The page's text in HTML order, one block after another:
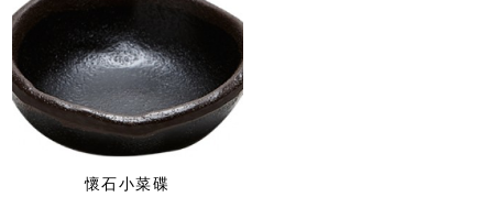
懷石小菜碟